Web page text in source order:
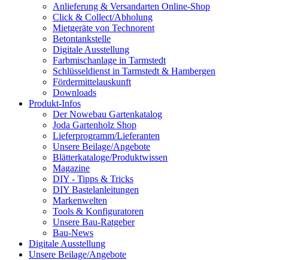
Anlieferung & Versandarten Online-Shop
Click & Collect/Abholung
Mietgeräte von Technorent
Betontankstelle
Digitale Ausstellung
Farbmischanlage in Tarmstedt
Schlüsseldienst in Tarmstedt & Hambergen
Fördermittelauskunft
Downloads
Produkt-Infos
Der Nowebau Gartenkatalog
Joda Gartenholz Shop
Lieferprogramm/Lieferanten
Unsere Beilage/Angebote
Blätterkataloge/Produktwissen
Magazine
DIY - Tipps & Tricks
DIY Bastelanleitungen
Markenwelten
Tools & Konfiguratoren
Unsere Bau-Ratgeber
Bau-News
Digitale Ausstellung
Unsere Beilage/Angebote